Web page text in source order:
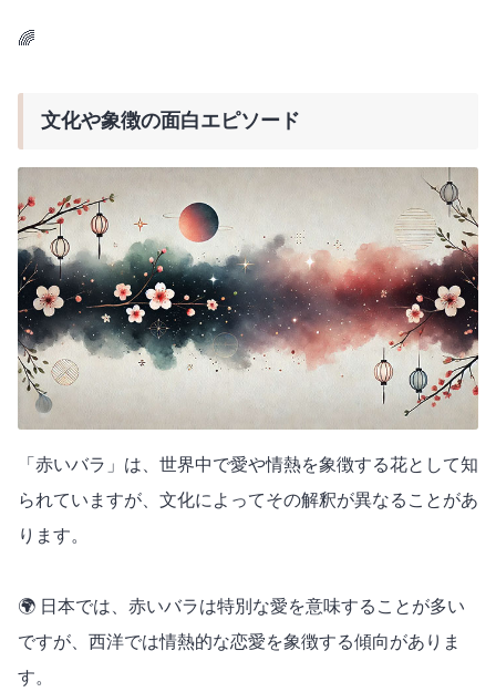
🌈
文化や象徴の面白エピソード
「赤いバラ」は、世界中で愛や情熱を象徴する花として知
られていますが、文化によってその解釈が異なることがあ
ります。
🌍 日本では、赤いバラは特別な愛を意味することが多い
ですが、西洋では情熱的な恋愛を象徴する傾向がありま
す。